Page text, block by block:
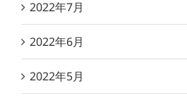
2022年7月
2022年6月
2022年5月